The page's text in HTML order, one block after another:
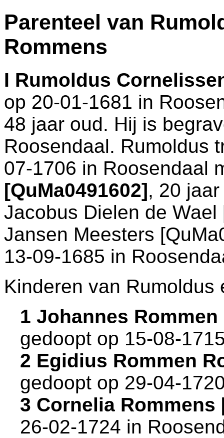
Parenteel van
Rommens
I Rumoldus
op 20-01-1681 in
48 jaar oud. Hij is
Roosendaal. Rumoldus
07-1706 in Roosendaal
[QuMa0491602], 20
Jacobus Dielen de
Jansen Meesters
13-09-1685 in
Kinderen van Rumoldus
1 Johannes
gedoopt op 15-08-
2 Egidius Rommen
gedoopt op 29-04-
3 Cornelia Rommens
26-02-1724 in